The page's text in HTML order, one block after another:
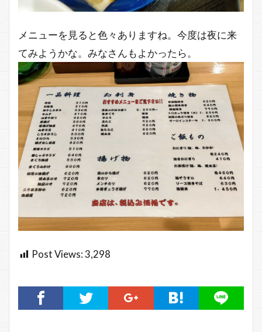
メニューを見ると色々ありますね。今度は夜に来
てみようかな。みなさんもよかったら。
Post Views:3,298